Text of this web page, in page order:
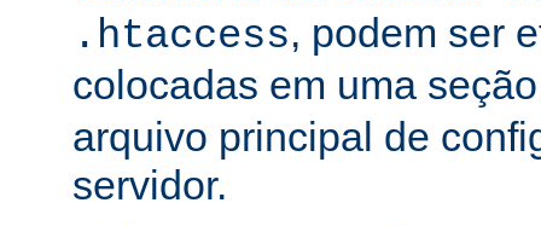
.htaccess, podem ser
colocadas em uma
arquivo principal de
servidor.